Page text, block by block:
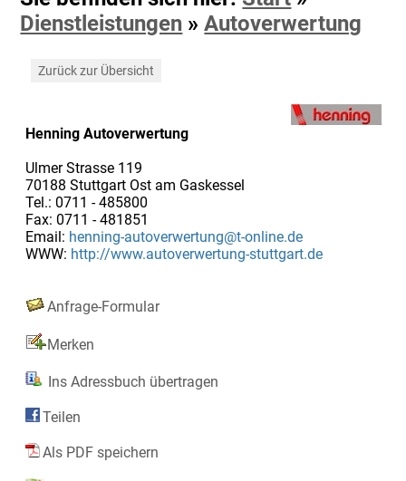
Dienstleistungen »Autoverwertung
Zurück zur Übersicht
Henning Autoverwertung
Ulmer Strasse 119
70188 Stuttgart Ost am Gaskessel
Tel.: 0711 - 485800
Fax: 0711 - 481851
Email: henning-autoverwertung@t-online.de
WWW: http://www.autoverwertung-stuttgart.de
Anfrage-Formular
Merken
Ins Adressbuch übertragen
Teilen
Als PDF speichern